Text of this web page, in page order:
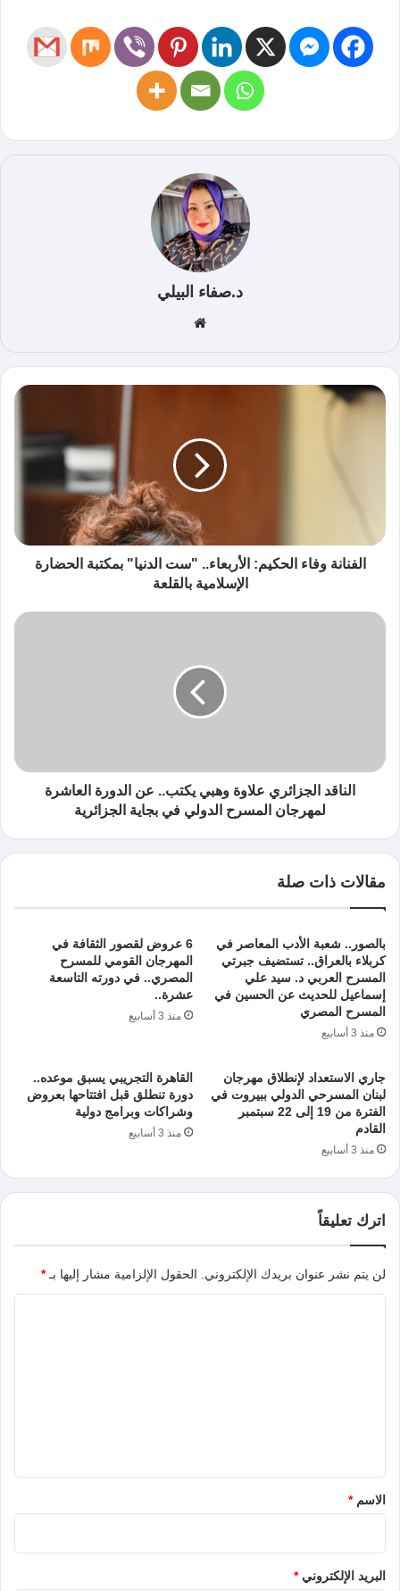
د.صفاء البيلي
الوي
ب
الفنانة وفاء الحكيم: الأربعاء.. "ست الدنيا" بمكتبة الحضارة
الإسلامية بالقلعة
الناقد الجزائري علاوة وهبي يكتب.. عن الدورة العاشرة
لمهرجان المسرح الدولي في بجاية الجزائرية
مقالات ذات صلة
بالصور.. شعبة الأدب المعاصر في
كربلاء بالعراق.. تستضيف جبرتي
المسرح العربي د. سيد علي
إسماعيل للحديث عن الحسين في
المسرح المصري
منذ 3 أسابيع
6 عروض لقصور الثقافة في
المهرجان القومي للمسرح
المصري.. في دورته التاسعة
عشرة..
منذ 3 أسابيع
جاري الاستعداد لإنطلاق مهرجان
لبنان المسرحي الدولي ببيروت في
الفترة من 19 إلى 22 سبتمبر
القادم
منذ 3 أسابيع
القاهرة التجريبي يسبق موعده..
دورة تنطلق قبل افتتاحها بعروض
وشراكات وبرامج دولية
منذ 3 أسابيع
اترك تعليقاً
لن يتم نشر عنوان بريدك الإلكتروني. الحقول الإلزامية مشار إليها بـ*
*الاسم*
البريد الإلكتروني*